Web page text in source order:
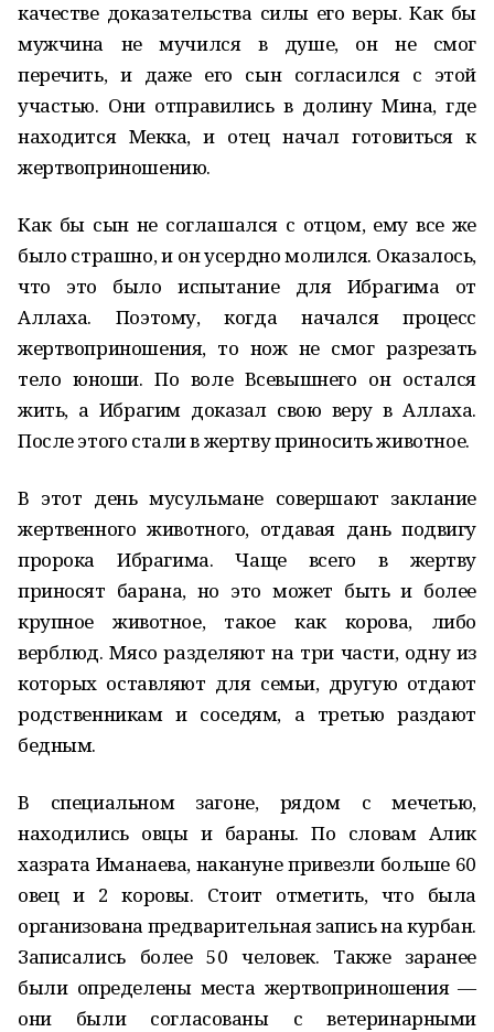
качестве доказательства силы его веры. Как бы
мужчина не мучился в душе, он не смог
перечить, и даже его сын согласился с этой
участью. Они отправились в долину Мина, где
находится Мекка, и отец начал готовиться к
жертвоприношению.
Как бы сын не соглашался с отцом, ему все же
было страшно, и он усердно молился. Оказалось,
что это было испытание для Ибрагима от
Аллаха. Поэтому, когда начался процесс
жертвоприношения, то нож не смог разрезать
тело юноши. По воле Всевышнего он остался
жить, а Ибрагим доказал свою веру в Аллаха.
После этого стали в жертву приносить животное.
В этот день мусульмане совершают заклание
жертвенного животного, отдавая дань подвигу
пророка Ибрагима. Чаще всего в жертву
приносят барана, но это может быть и более
крупное животное, такое как корова, либо
верблюд. Мясо разделяют на три части, одну из
которых оставляют для семьи, другую отдают
родственникам и соседям, а третью раздают
бедным.
В специальном загоне, рядом с мечетью,
находились овцы и бараны. По словам Алик
хазрата Иманаева, накануне привезли больше 60
овец и 2 коровы. Стоит отметить, что была
организована предварительная запись на курбан.
Записались более 50 человек. Также заранее
были определены места жертвоприношения —
они были согласованы с ветеринарными